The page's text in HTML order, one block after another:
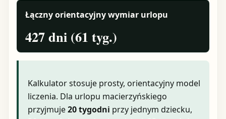
Łączny orientacyjny wymiar urlopu
427 dni (61 tyg.)
Kalkulator stosuje prosty, orientacyjny model
liczenia. Dla urlopu macierzyńskiego
przyjmuje20 tygodni przy jednym dziecku,